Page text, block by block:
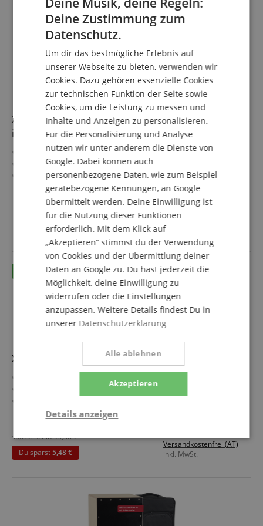
XDrum Junior Pro Kinder Schlagzeug Black Sparkle
inkl. Schule
Kompaktes Juniorset
Geeignet von 5-9 Jahren
Kinderleicht zusammengebaut
Platzsparend
Inkl. Drumsticks, Stimmschlüssel und Hocker
mehr anzeigen
239,00 €
Versandkostenfrei (AT)
inkl. MwSt.
XDrum Omshanti Klangschale 22 cm Komplett Set
Durchmesser: ca. 22 cm
Spar-Set inklusive passendem Kissen und Schlägel
mehr anzeigen
Versandkostenfrei (AT)
inkl. MwSt.
statt einzeln95,38€
Du sparst5,48 €
FRENCH
SPANISH
Deine Zustimmung zum
Datenschutz.
Um dir das bestmögliche Erlebnis auf
unserer Webseite zu bieten, verwenden wir
Cookies. Dazu gehören essenzielle Cookies
zur technischen Funktion der Seite sowie
Cookies, um die Leistung zu messen und
Inhalte und Anzeigen zu personalisieren.
Für die Personalisierung und Analyse
nutzen wir unter anderem die Dienste von
Google. Dabei können auch
personenbezogene Daten, wie zum Beispiel
gerätebezogene Kennungen, an Google
übermittelt werden. Deine Einwilligung ist
für die Nutzung dieser Funktionen
erforderlich. Mit dem Klick auf
„Akzeptieren“ stimmst du der Verwendung
von Cookies und der Übermittlung deiner
Daten an Google zu. Du hast jederzeit die
Möglichkeit, deine Einwilligung zu
widerrufen oder die Einstellungen
anzupassen. Weitere Details findest Du in
unserer Datenschutzerklärung
Akzeptieren
Alle ablehnen
Details anzeigen
Statistik Marketing Funktional